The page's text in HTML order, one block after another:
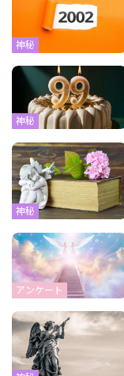
神秘
神秘
神秘
アンケート